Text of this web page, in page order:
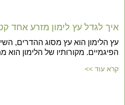
איך לגדל עץ לימון מזרע אחד
עץ הלימון הוא עץ מסוג ההדרים,
הפיגמיים. מקורותיו של הלימון
קרא עוד >>